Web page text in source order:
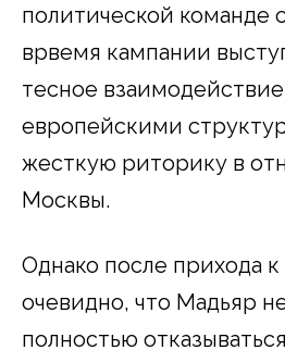
политической команде
врвемя кампании
тесное
европейскими
жесткую риторику в
Москвы.
Однако после прихода к
очевидно, что Мадьяр
полностью